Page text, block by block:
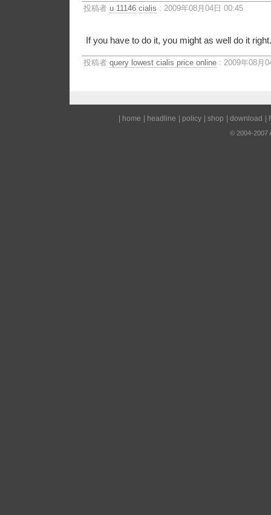
投稿者 u 11146 cialis : 2009年08月04日 00:45
If you have to do it, you might as well do it right.
投稿者 query lowest cialis price online : 2009年08月
home headline policy shop download
© 2004-2007